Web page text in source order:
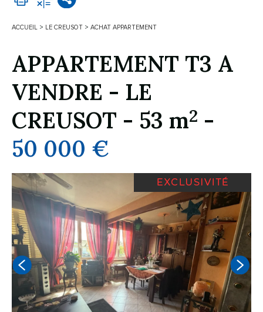
ACCUEIL > LE CREUSOT > ACHAT APPARTEMENT
APPARTEMENT T3 A
VENDRE - LE
CREUSOT - 53 m2 -
50 000 €